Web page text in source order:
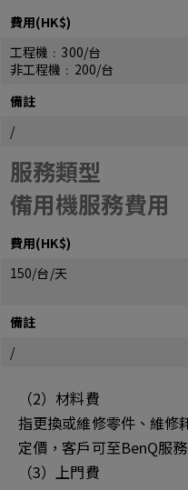
費用(HK$)
工程機﹕300/台
非工程機﹕200/台
備註
/
服務類型
備用機服務費用
費用(HK$)
150/台/天
備註
/
（2）材料費
指更換或維修零件、維修
定價，客戶可至BenQ服
（3）上門費